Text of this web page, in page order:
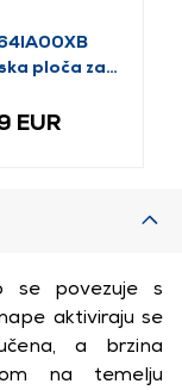
ploča za
EUR
se povezuje s
aktiviraju se
a brzina
na temelju